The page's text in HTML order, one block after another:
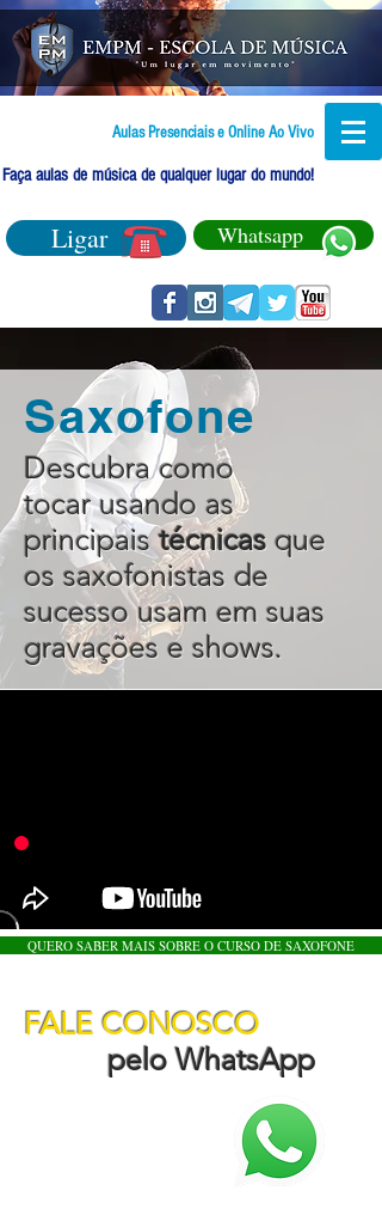
Aulas Presenciais e Online Ao Vivo
Faça aulas de música de qualquer lugar do mundo!
Ligar Whatsapp
Saxofone
Descubra como
tocar usando as
principaistécnicas que
os saxofonistas de
sucesso usam em suas
gravações e shows.
QUERO SABER MAIS SOBRE O CURSO DE SAXOFONE
FALE CONOSCO
pelo WhatsApp